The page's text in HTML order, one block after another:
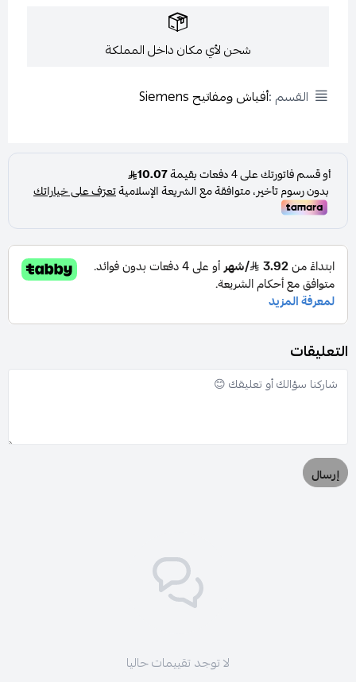
شحن لأي مكان داخل المملكة
القسم : أفياش ومفاتيح Siemens
التعليقات
إرسال
لا توجد تقييمات حاليا